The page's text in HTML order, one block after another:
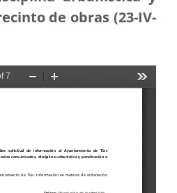
de obras (23-IV-